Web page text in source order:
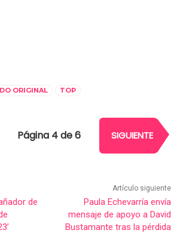
ORIGINAL TOP
Página 4 de 6 SIGUIENTE
de
Artículo siguiente
Paula Echevarría envía
mensaje de apoyo a David
Bustamante tras la pérdida